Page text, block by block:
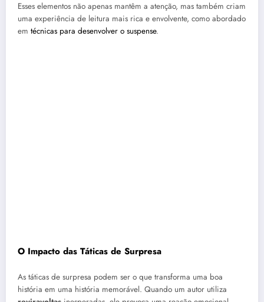
Esses elementos não apenas mantêm a atenção, mas também criam
uma experiência de leitura mais rica e envolvente, como abordado
em técnicas para desenvolver o suspense.
O Impacto das Táticas de Surpresa
As táticas de surpresa podem ser o que transforma uma boa
história em uma história memorável. Quando um autor utiliza